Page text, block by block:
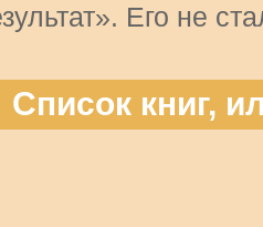
Его не
Список книг,